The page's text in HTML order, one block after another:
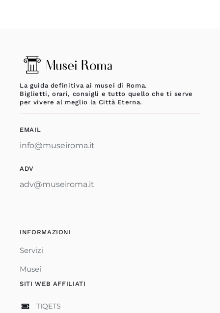
La guida definitiva ai musei di Roma.
Biglietti, orari, consigli e tutto quello che ti serve
per vivere al meglio la Città Eterna.
EMAIL
info@museiroma.it
ADV
adv@museiroma.it
INFORMAZIONI
Servizi
Musei
SITI WEB AFFILIATI
TIQETS